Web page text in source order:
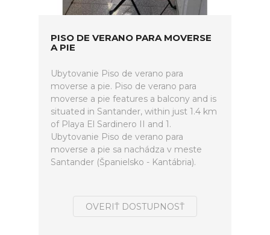
PISO DE VERANO PARA MOVERSE
A PIE
Ubytovanie Piso de verano para
moverse a pie. Piso de verano para
moverse a pie features a balcony and is
situated in Santander, within just 1.4 km
of Playa El Sardinero II and 1.
Ubytovanie Piso de verano para
moverse a pie sa nachádza v meste
Santander (Španielsko - Kantábria).
OVERIŤ DOSTUPNOSŤ